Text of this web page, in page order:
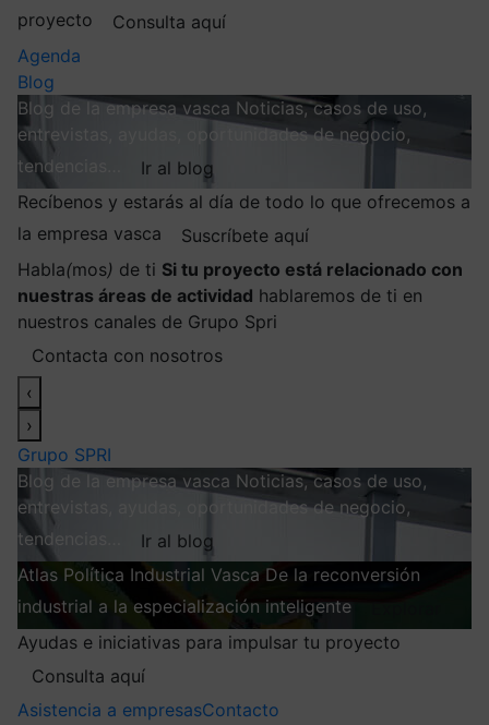
proyecto
Consulta aquí
Agenda
Blog
Blog de la empresa vasca Noticias, casos de uso,
entrevistas, ayudas, oportunidades de negocio,
tendencias…
Ir al blog
Recíbenos y estarás al día de todo lo que ofrecemos a
la empresa vasca
Suscríbete aquí
Habla(mos) de ti Si tu proyecto está relacionado con
nuestras áreas de actividad hablaremos de ti en
nuestros canales de Grupo Spri
Contacta con nosotros
‹
›
Grupo SPRI
Blog de la empresa vasca Noticias, casos de uso,
entrevistas, ayudas, oportunidades de negocio,
tendencias…
Ir al blog
Atlas Política Industrial Vasca De la reconversión
industrial a la especialización inteligente
Ayudas e iniciativas para impulsar tu proyecto
Consulta aquí
Asistencia a empresasContacto